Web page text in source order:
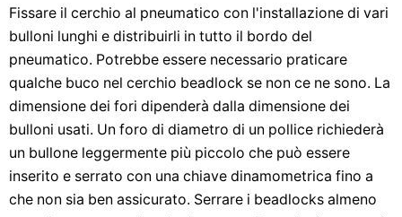
Fissare il cerchio al pneumatico con l'installazione di vari
bulloni lunghi e distribuirli in tutto il bordo del
pneumatico. Potrebbe essere necessario praticare
qualche buco nel cerchio beadlock se non ce ne sono. La
dimensione dei fori dipenderà dalla dimensione dei
bulloni usati. Un foro di diametro di un pollice richiederà
un bullone leggermente più piccolo che può essere
inserito e serrato con una chiave dinamometrica fino a
che non sia ben assicurato. Serrare i beadlocks almeno